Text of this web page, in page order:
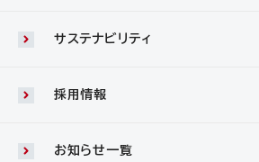
サステナビリティ
採用情報
お知らせ一覧